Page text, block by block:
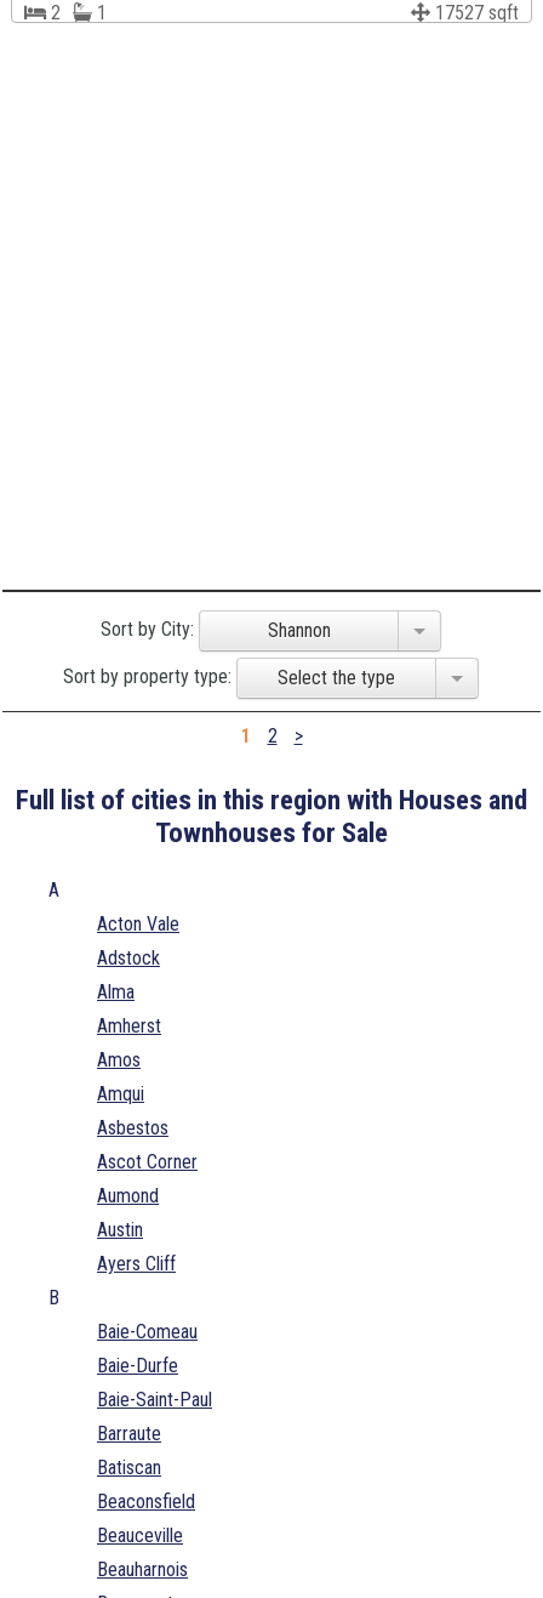
2 1 17527 sqft
Sort by City: Shannon
Sort by property type: Select the type
1 2 >
Full list of cities in this region with Houses and
Townhouses for Sale
A
Acton Vale
Adstock
Alma
Amherst
Amos
Amqui
Asbestos
Ascot Corner
Aumond
Austin
Ayers Cliff
B
Baie-Comeau
Baie-Durfe
Baie-Saint-Paul
Barraute
Batiscan
Beaconsfield
Beauceville
Beauharnois